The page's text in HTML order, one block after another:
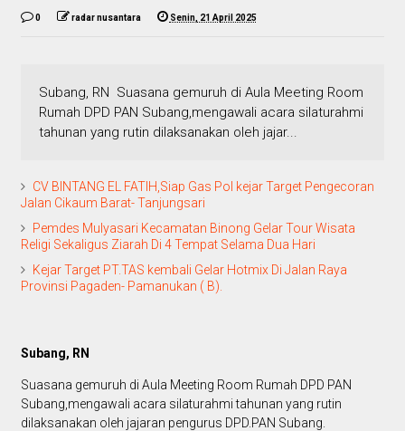
0 radar nusantara Senin, 21 April 2025
Subang, RN Suasana gemuruh di Aula Meeting Room
Rumah DPD PAN Subang,mengawali acara silaturahmi
tahunan yang rutin dilaksanakan oleh jajar...
CV BINTANG EL FATIH,Siap Gas Pol kejar Target Pengecoran
Jalan Cikaum Barat- Tanjungsari
Pemdes Mulyasari Kecamatan Binong Gelar Tour Wisata
Religi Sekaligus Ziarah Di 4 Tempat Selama Dua Hari
Kejar Target PT.TAS kembali Gelar Hotmix Di Jalan Raya
Provinsi Pagaden- Pamanukan ( B).
Subang, RN
Suasana gemuruh di Aula Meeting Room Rumah DPD PAN
Subang,mengawali acara silaturahmi tahunan yang rutin
dilaksanakan oleh jajaran pengurus DPD.PAN Subang.